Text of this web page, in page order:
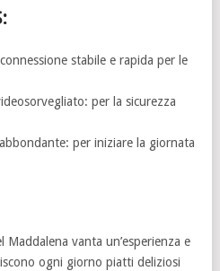
stabile e rapida per le
per la sicurezza
per iniziare la giornata
Maddalena vanta un’esperienza e
ogni giorno piatti deliziosi